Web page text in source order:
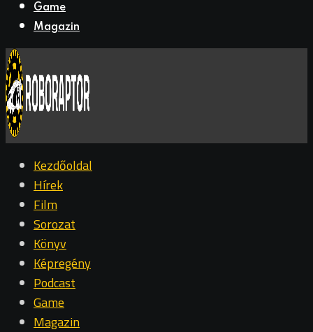
Game
Magazin
Kezdőoldal
Hírek
Film
Sorozat
Könyv
Képregény
Podcast
Game
Magazin